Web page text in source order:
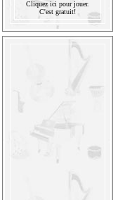
Cliquez ici pour jouer.
C'est gratuit!